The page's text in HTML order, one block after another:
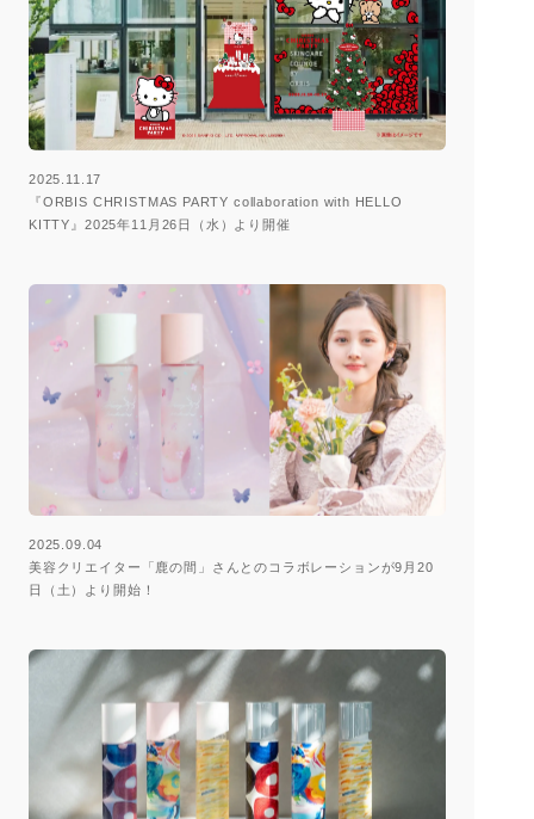
2025.11.17
『ORBIS CHRISTMAS PARTY collaboration with HELLO
KITTY』2025年11月26日（水）より開催
2025.09.04
美容クリエイター「鹿の間」さんとのコラボレーションが9月20
日（土）より開始！